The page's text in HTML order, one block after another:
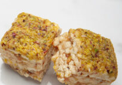
AJOUTER AU PANIER